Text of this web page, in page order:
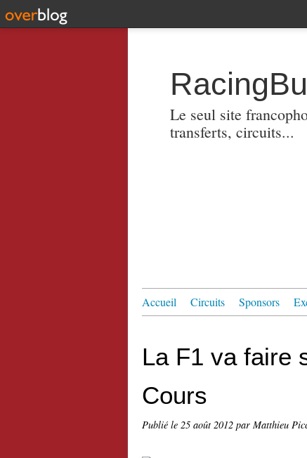
Le seul site
transferts, circuits...
Accueil Circuits Sponsors
La F1 va faire
Cours
Publié le 25 août 2012 par Matthieu